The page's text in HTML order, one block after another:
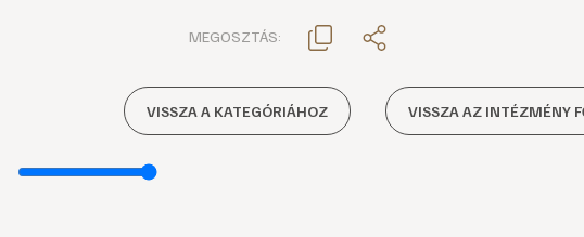
MEGOSZTÁS:
VISSZA A KATEGÓRIÁHOZ VISSZA AZ INTÉZMÉNY